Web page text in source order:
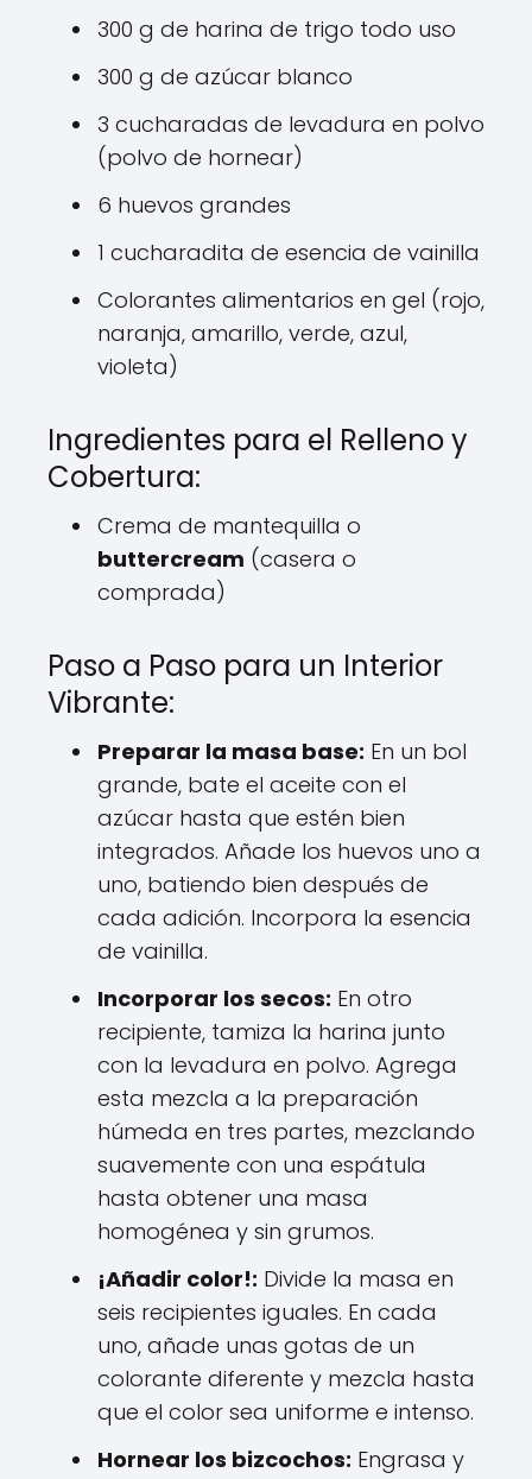
300 g de harina de trigo todo uso
300 g de azúcar blanco
3 cucharadas de levadura en polvo
(polvo de hornear)
6 huevos grandes
1 cucharadita de esencia de vainilla
Colorantes alimentarios en gel (rojo,
naranja, amarillo, verde, azul,
violeta)
Ingredientes para el Relleno y
Cobertura:
Crema de mantequilla o
buttercream (casera o
comprada)
Paso a Paso para un Interior
Vibrante:
Preparar la masa base: En un bol
grande, bate el aceite con el
azúcar hasta que estén bien
integrados. Añade los huevos uno a
uno, batiendo bien después de
cada adición. Incorpora la esencia
de vainilla.
Incorporar los secos: En otro
recipiente, tamiza la harina junto
con la levadura en polvo. Agrega
esta mezcla a la preparación
húmeda en tres partes, mezclando
suavemente con una espátula
hasta obtener una masa
homogénea y sin grumos.
¡Añadir color!: Divide la masa en
seis recipientes iguales. En cada
uno, añade unas gotas de un
colorante diferente y mezcla hasta
que el color sea uniforme e intenso.
Hornear los bizcochos: Engrasa y